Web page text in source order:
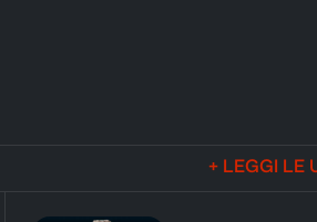
+ LEGGI LE